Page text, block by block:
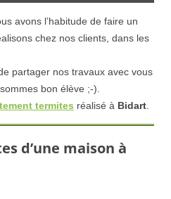
avons l’habitude de faire un
chez nos clients, dans les
partager nos travaux avec vous
bon élève ;-).
termites réalisé à Bidart
d’une maison à